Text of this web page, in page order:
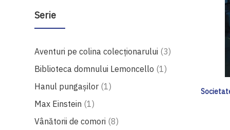
Serie
Aventuri pe colina colecționarului 3produse
Biblioteca domnului Lemoncello 1produs
Hanul pungașilor 1produs
Max Einstein 1produs
Vânătorii de comori 8produse